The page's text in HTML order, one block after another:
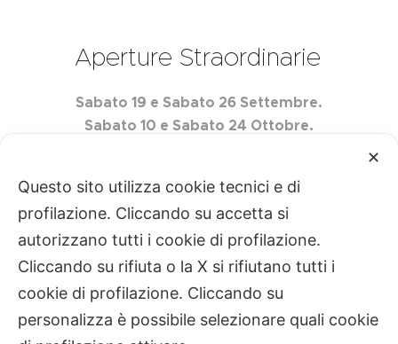
Aperture Straordinarie
Sabato 19 e Sabato 26 Settembre.
Sabato 10 e Sabato 24 Ottobre.
Centro Edile Quartarella S.r.l. P.IVA
02493760728
Privacy|Cookie
✕
Questo sito utilizza cookie tecnici e di
profilazione. Cliccando su accetta si
autorizzano tutti i cookie di profilazione.
Cliccando su rifiuta o la X si rifiutano tutti i
cookie di profilazione. Cliccando su
personalizza è possibile selezionare quali cookie